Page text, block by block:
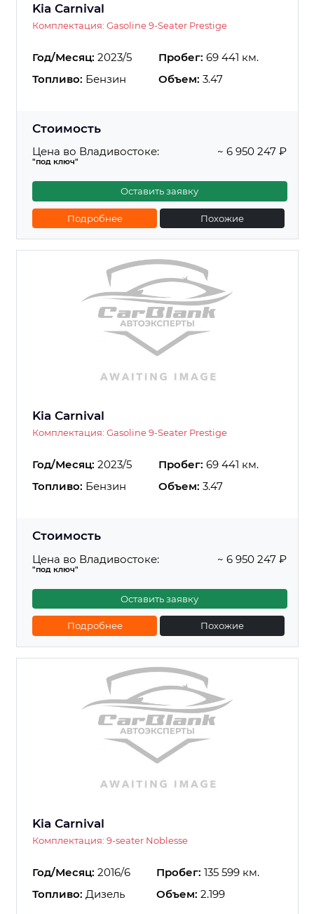
Kia Carnival
Комплектация: Gasoline 9-Seater Prestige
Год/Месяц: 2023/5 Пробег: 69 441 км.
Топливо: Бензин Объем: 3.47
Стоимость
Цена во Владивостоке:
"под ключ"
~ 6 950 247 ₽
Оставить заявку
Подробнее Похожие
Kia Carnival
Комплектация: Gasoline 9-Seater Prestige
Год/Месяц: 2023/5 Пробег: 69 441 км.
Топливо: Бензин Объем: 3.47
Стоимость
Цена во Владивостоке:
"под ключ"
~ 6 950 247 ₽
Оставить заявку
Подробнее Похожие
Kia Carnival
Комплектация: 9-seater Noblesse
Год/Месяц: 2016/6 Пробег: 135 599 км.
Топливо: Дизель Объем: 2.199